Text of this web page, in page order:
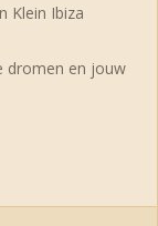
Klein Ibiza
dromen en jouw